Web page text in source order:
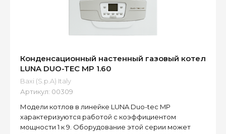
Конденсационный настенный газовый котел
LUNA DUO-TEC MP 1.60
Baxi (S.p.A) Italy
Артикул: 00309
Модели котлов в линейке LUNA Duo-tec MP
характеризуются работой с коэффициентом
мощности 1 к 9. Оборудование этой серии может